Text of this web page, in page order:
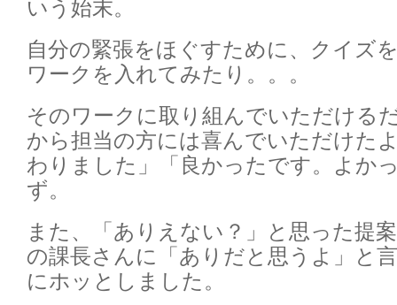
いう始末。
自分の緊張をほぐすために、クイズ
ワークを入れてみたり。。。
そのワークに取り組んでいただける
から担当の方には喜んでいただけた
わりました」「良かったです。よか
ず。
また、「ありえない？」と思った提
の課長さんに「ありだと思うよ」と
にホッとしました。